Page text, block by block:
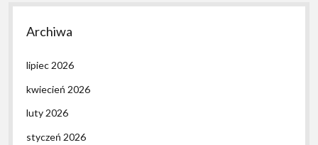
Archiwa
lipiec 2026
kwiecień 2026
luty 2026
styczeń 2026